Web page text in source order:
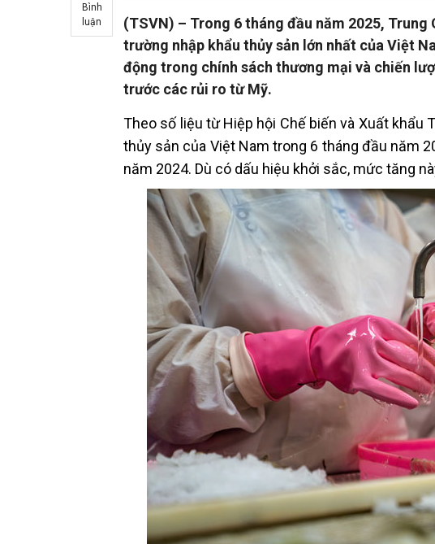
Bình
luận
(TSVN) – Trong 6 tháng đầu năm 2025,
trường nhập khẩu thủy sản lớn nhất của Việt
động trong chính sách thương mại và chiến
trước các rủi ro từ Mỹ.
Theo số liệu từ Hiệp hội Chế biến và Xuất khẩu
thủy sản của Việt Nam trong 6 tháng đầu năm
năm 2024. Dù có dấu hiệu khởi sắc, mức tăng